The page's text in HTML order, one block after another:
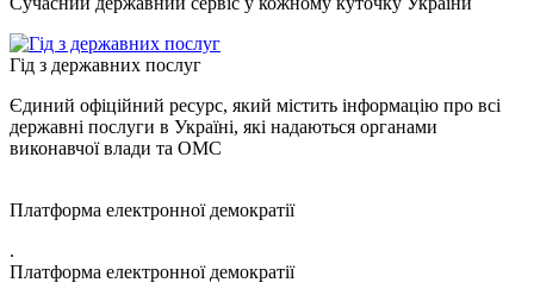
Гід з державних послуг
Єдиний офіційний ресурс, який містить інформацію про всі
державні послуги в Україні, які надаються органами
виконавчої влади та ОМС
Платформа електронної демократії
.
Платформа електронної демократії